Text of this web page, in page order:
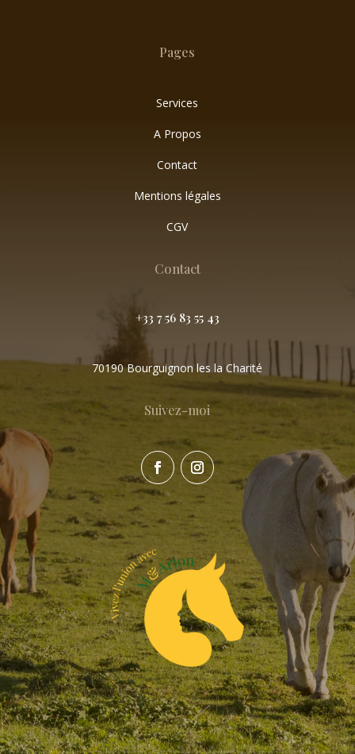
Pages
Services
A Propos
Contact
Mentions légales
CGV
Contact
+33 7 56 83 55 43
70190 Bourguignon les la Charité
Suivez-moi